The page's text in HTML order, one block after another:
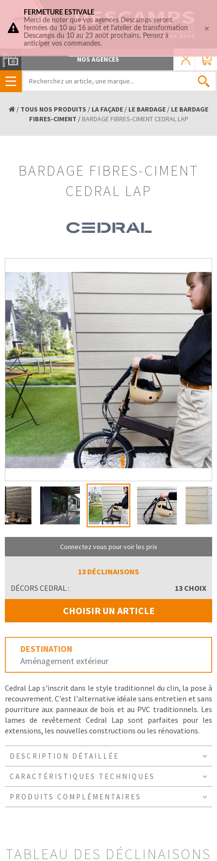
0
NOS AGENCES
/ TOUS NOS PRODUITS / LA FAÇADE / LE BARDAGE / LE BARDAGE
FIBRES-CIMENT / BARDAGE FIBRES-CIMENT CEDRAL LAP
BARDAGE FIBRES-CIMENT
CEDRAL LAP
Connectez vous pour voir les prix
13 DÉCLINAISONS
DÉCORS CEDRAL :
13 CHOIX
CHOISIR UN ARTICLE
DESTINATION
Aménagement extérieur
Cedral Lap s'inscrit dans le style traditionnel du clin, la pose à
recouvrement. C'est l'alternative idéale sans entretien et sans
pourriture aux panneaux de bois et au PVC traditionnels. Les
lames de revêtement Cedral Lap sont parfaites pour les
extensions, les nouvelles constructions ou les rénovations.
DESCRIPTION DÉTAILLÉE
CARACTÉRISTIQUES TECHNIQUES
PRODUITS COMPLÉMENTAIRES
TABLEAU DES DÉCLINAISONS
FERMETURE ESTIVALE
Merci de noter que vos agences Descamps seront
fermées du 10 au 16 août et l'atelier de transformation
Descamps du 10 au 23 août prochains. Pensez à
anticiper vos commandes.